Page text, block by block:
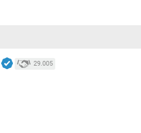
29.005